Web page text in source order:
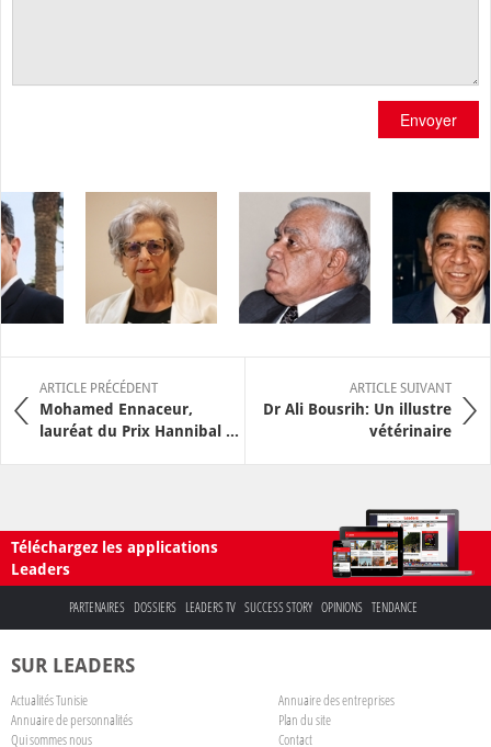
Envoyer
ARTICLE PRÉCÉDENT
Mohamed Ennaceur,
lauréat du Prix Hannibal ...
ARTICLE SUIVANT
Dr Ali Bousrih: Un illustre
vétérinaire
Téléchargez les applications
Leaders
PARTENAIRES DOSSIERS LEADERS TV SUCCESS STORY OPINIONS TENDANCE
SUR LEADERS
Actualités Tunisie
Annuaire des entreprises
Annuaire de personnalités
Plan du site
Qui sommes nous
Contact